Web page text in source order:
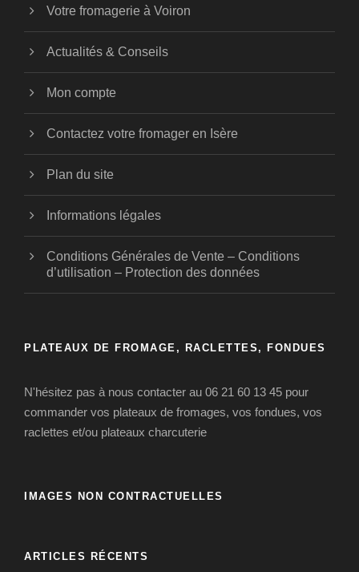
Votre fromagerie à Voiron
Actualités & Conseils
Mon compte
Contactez votre fromager en Isère
Plan du site
Informations légales
Conditions Générales de Vente – Conditions
d’utilisation – Protection des données
PLATEAUX DE FROMAGE, RACLETTES, FONDUES
N'hésitez pas à nous contacter au 06 21 60 13 45 pour
commander vos plateaux de fromages, vos fondues, vos
raclettes et/ou plateaux charcuterie
IMAGES NON CONTRACTUELLES
ARTICLES RÉCENTS